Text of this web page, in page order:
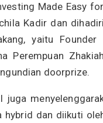
Made Easy
Kadir dan
yaitu
Perempuan
doorprize.
juga
dan diikuti